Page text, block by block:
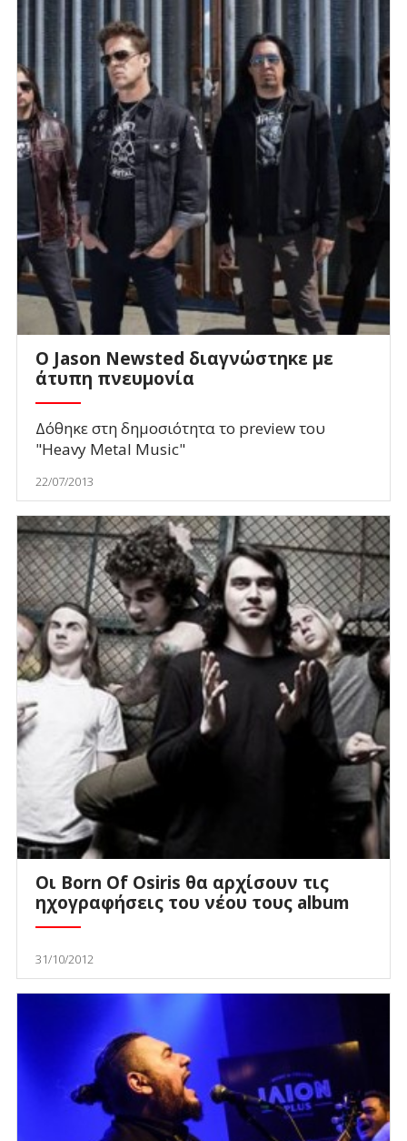
Ο Jason Newsted διαγνώστηκε με
άτυπη πνευμονία
Δόθηκε στη δημοσιότητα το preview του
"Heavy Metal Music"
22/07/2013
Οι Born Of Osiris θα αρχίσουν τις
ηχογραφήσεις του νέου τους album
31/10/2012